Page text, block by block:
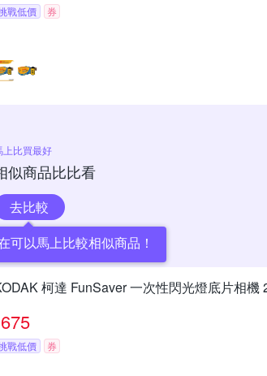
戰低價 券
上比買最好
似商品比比看
去比較
可以馬上比較相似商品！
柯達 FunSaver 一次性閃光燈底片相機
675
戰低價 券